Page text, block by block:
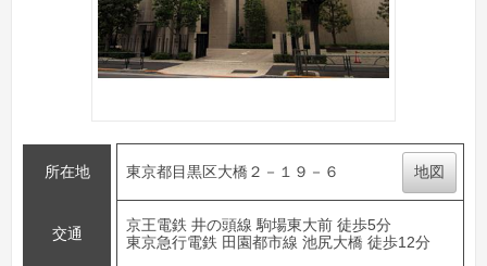
所在地 東京都目黒区大橋２－１９－６ 地図
交通
京王電鉄 井の頭線 駒場東大前 徒歩5分
東京急行電鉄 田園都市線 池尻大橋 徒歩12分